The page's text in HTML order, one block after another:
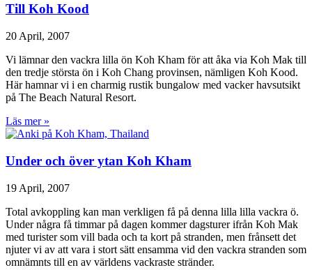
Till Koh Kood
20 April, 2007
Vi lämnar den vackra lilla ön Koh Kham för att åka via Koh Mak till
den tredje största ön i Koh Chang provinsen, nämligen Koh Kood.
Här hamnar vi i en charmig rustik bungalow med vacker havsutsikt
på The Beach Natural Resort.
Läs mer »
Under och över ytan Koh Kham
19 April, 2007
Total avkoppling kan man verkligen få på denna lilla lilla vackra ö.
Under några få timmar på dagen kommer dagsturer ifrån Koh Mak
med turister som vill bada och ta kort på stranden, men frånsett det
njuter vi av att vara i stort sätt ensamma vid den vackra stranden som
omnämnts till en av världens vackraste stränder.